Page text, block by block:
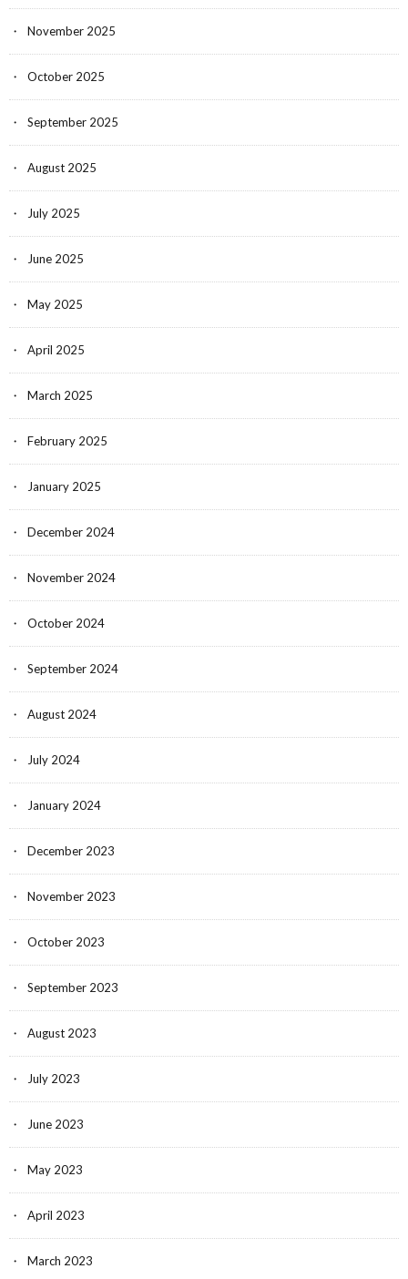
November 2025
October 2025
September 2025
August 2025
July 2025
June 2025
May 2025
April 2025
March 2025
February 2025
January 2025
December 2024
November 2024
October 2024
September 2024
August 2024
July 2024
January 2024
December 2023
November 2023
October 2023
September 2023
August 2023
July 2023
June 2023
May 2023
April 2023
March 2023